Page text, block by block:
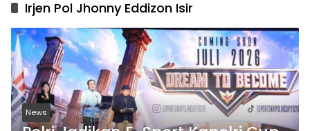
Irjen Pol Jhonny Eddizon Isir
News